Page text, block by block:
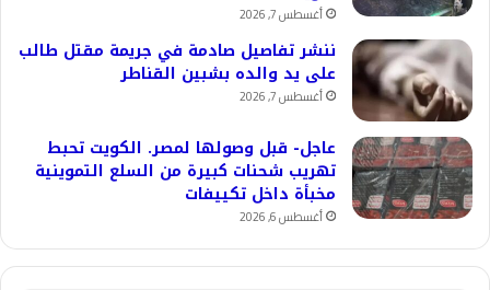
أغسطس 7, 2026
ننشر تفاصيل صادمة في جريمة مقتل طالب
على يد والده بشبين القناطر
أغسطس 7, 2026
عاجل- قبل وصولها لمصر. الكويت تحبط
تهريب شحنات كبيرة من السلع التموينية
مخبأة داخل تكييفات
أغسطس 6, 2026